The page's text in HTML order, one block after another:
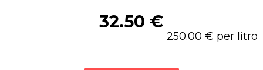
32.50 €
250.00 € per litro